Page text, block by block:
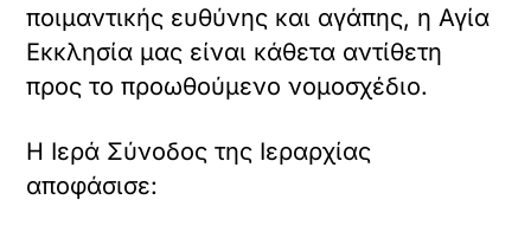
ποιμαντικής ευθύνης και αγάπης, η Αγία
Εκκλησία μας είναι κάθετα αντίθετη
προς το προωθούμενο νομοσχέδιο.
Η Ιερά Σύνοδος της Ιεραρχίας
αποφάσισε: